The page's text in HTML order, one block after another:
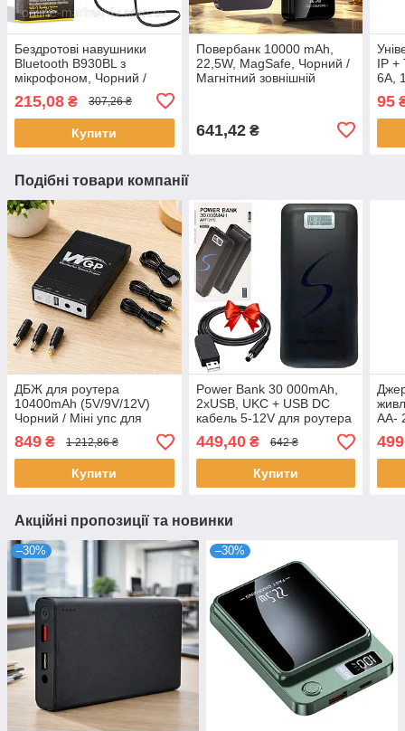
Бездротові навушники
Bluetooth B930BL з
мікрофоном, Чорний /
навушники / Гарнітура
bluetooth
215,08 ₴ 307,26 ₴
Купити
Повербанк 10000 mAh,
22,5W, MagSafe, Чорний /
Магнітний зовнішній
641,42₴
IP +
6А,
для
95
Подібні товари компанії
ДБЖ для роутера
10400mAh (5V/9V/12V)
Чорний / Міні упс для
роутера / Безперебійник
на роутер / Повербанк для
роутера
849 ₴ 1 212,86 ₴
Купити
Power Bank 30 000mAh,
2хUSB, UKC + USB DC
кабель 5-12V для роутера
/ Зовнішній акумулятор
для телефону
449,40₴ 642 ₴
Купити
AA-
Акційні пропозиції та новинки
–30% –30%